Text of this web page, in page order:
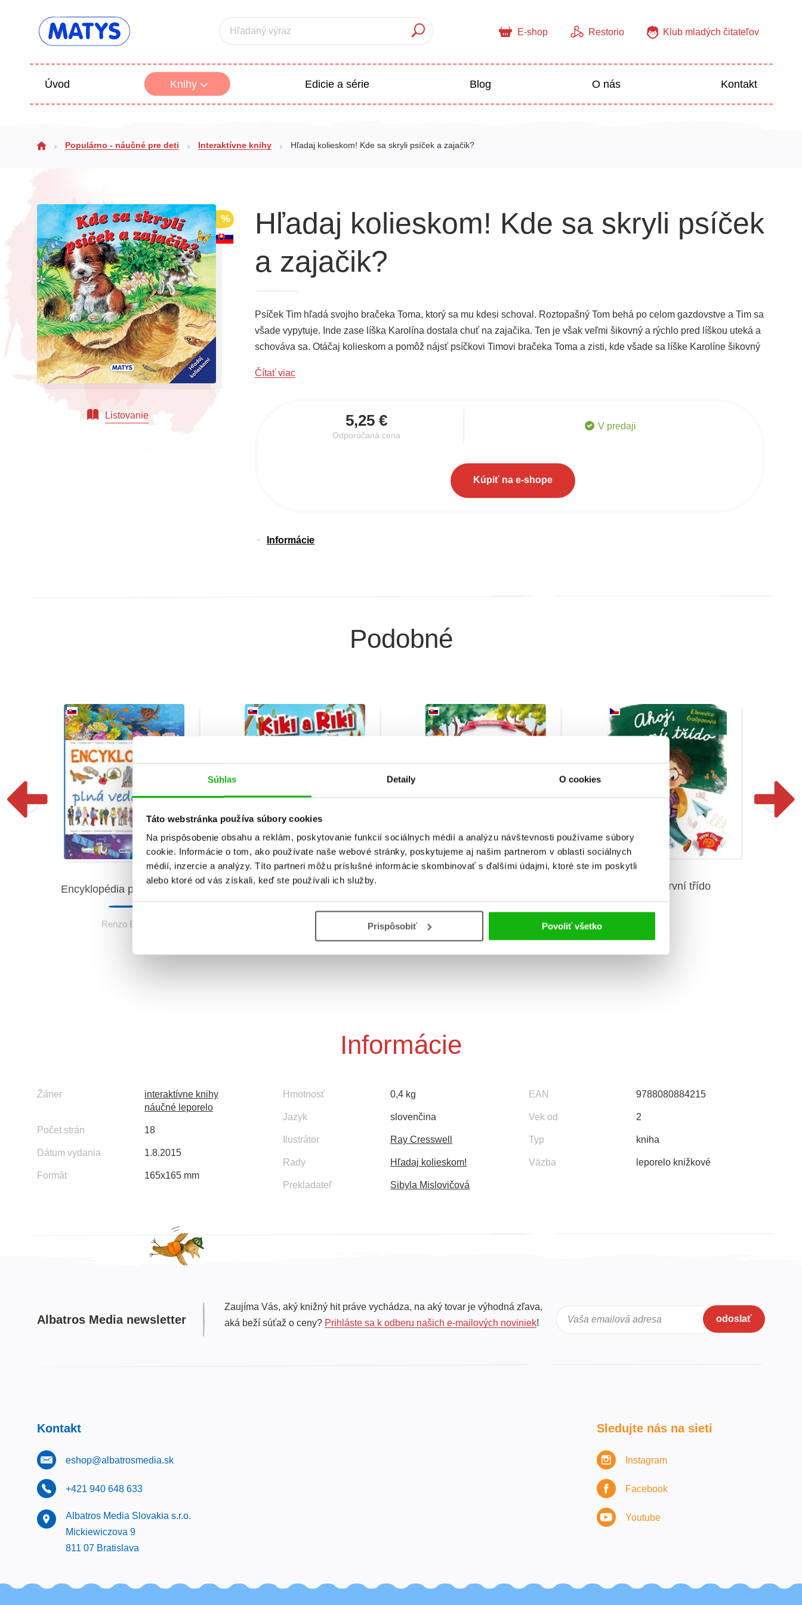
Súhlas Detaily O cookies
Táto webstránka používa súbory cookies
Na prispôsobenie obsahu a reklám, poskytovanie funkcií sociálnych médií a analýzu návštevnosti používame súbory
cookie. Informácie o tom, ako používate naše webové stránky, poskytujeme aj našim partnerom v oblasti sociálnych
médií, inzercie a analýzy. Títo partneri môžu príslušné informácie skombinovať s ďalšími údajmi, ktoré ste im poskytli
alebo ktoré od vás získali, keď ste používali ich služby.
Prispôsobiť Povoliť všetko
Hľadaný výraz E-shop Restorio Klub mladých čitateľov
Úvod Knihy
Všetky kategórie
Edicie a série Blog O nás Kontakt
Populárno - náučné pre deti Interaktívne knihy Hľadaj kolieskom! Kde sa skryli psíček a zajačik?
%
Listovanie
Hľadaj kolieskom! Kde sa skryli psíček
a zajačik?
Psíček Tim hľadá svojho bračeka Toma, ktorý sa mu kdesi schoval. Roztopašný Tom behá po celom gazdovstve a Tim sa
všade vypytuje. Inde zase líška Karolína dostala chuť na zajačika. Ten je však veľmi šikovný a rýchlo pred líškou uteká a
schováva sa. Otáčaj kolieskom a pomôž nájsť psíčkovi Timovi bračeka Toma a zisti, kde všade sa líške Karolíne šikovný
Čítať viac
5,25 €
Odporúčaná cena
V predaji
Kúpiť na e-shope
Informácie
Podobné
Encyklopédia plná vedomostí
Renzo Barsotti
Kiki a Riki
Ivan Vanák
Rozprávky na dobrú noc
Elena Ulyeva
Ahoj, první třído
Informácie
Žáner
interaktívne knihy
náučné leporelo
Počet strán 18
Dátum vydania 1.8.2015
Formát 165x165 mm
Hmotnosť 0,4 kg
Jazyk slovenčina
Ilustrátor Ray Cresswell
Rady Hľadaj kolieskom!
Prekladateľ Sibyla Mislovičová
EAN 9788080884215
Vek od 2
Typ kniha
Väzba leporelo knižkové
Albatros Media newsletter
Zaujíma Vás, aký knižný hit práve vychádza, na aký tovar je výhodná zľava,
aká beží súťaž o ceny? Prihláste sa k odberu našich e-mailových noviniek! Vaša emailová adresa odoslať
Kontakt
eshop@albatrosmedia.sk
+421 940 648 633
Albatros Media Slovakia s.r.o.
Mickiewiczova 9
811 07 Bratislava
Sledujte nás na sieti
Instagram
Facebook
Youtube